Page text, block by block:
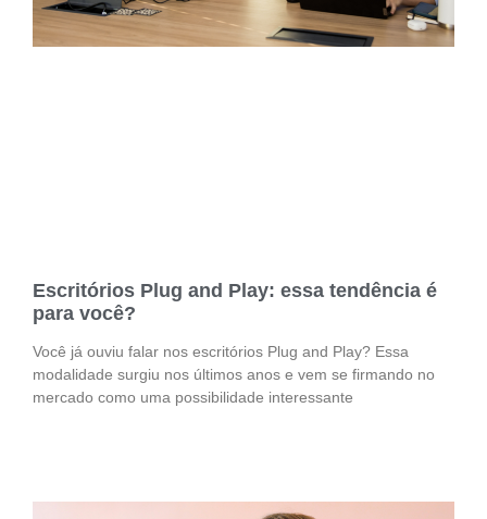
Escritórios Plug and Play: essa tendência é
para você?
Você já ouviu falar nos escritórios Plug and Play? Essa
modalidade surgiu nos últimos anos e vem se firmando no
mercado como uma possibilidade interessante